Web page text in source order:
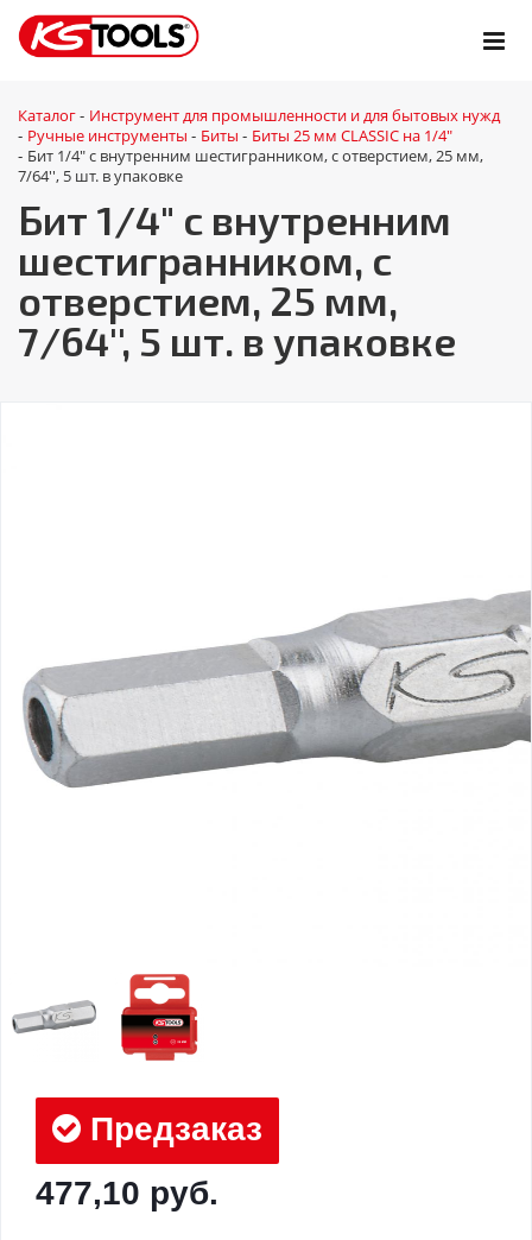
Каталог - Инструмент для промышленности и для бытовых нужд
- Ручные инструменты - Биты - Биты 25 мм CLASSIC на 1/4"
- Бит 1/4" с внутренним шестигранником, с отверстием, 25 мм,
7/64'', 5 шт. в упаковке
Бит 1/4" с внутренним
шестигранником, с
отверстием, 25 мм,
7/64'', 5 шт. в упаковке
Предзаказ
477,10 руб.